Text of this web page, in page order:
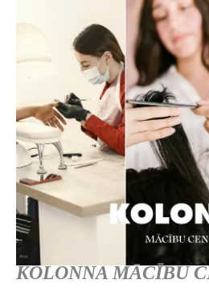
KOLONNA MĀCĪBU